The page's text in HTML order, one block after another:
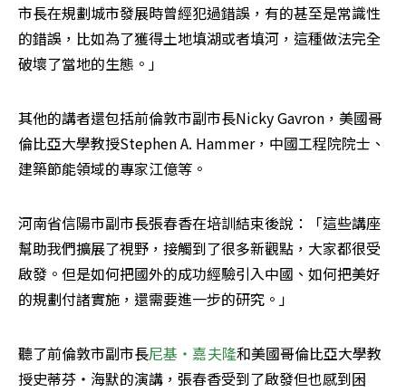
市長在規劃城市發展時曾經犯過錯誤，有的甚至是常識性
的錯誤，比如為了獲得土地填湖或者填河，這種做法完全
破壞了當地的生態。」
其他的講者還包括前倫敦市副市長Nicky Gavron，美國哥
倫比亞大學教授Stephen A. Hammer，中國工程院院士、
建築節能領域的專家江億等。
河南省信陽市副市長張春香在培訓結束後說：「這些講座
幫助我們擴展了視野，接觸到了很多新觀點，大家都很受
啟發。但是如何把國外的成功經驗引入中國、如何把美好
的規劃付諸實施，還需要進一步的研究。」
聽了前倫敦市副市長尼基‧嘉夫隆和美國哥倫比亞大學教
授史蒂芬‧海默的演講，張春香受到了啟發但也感到困